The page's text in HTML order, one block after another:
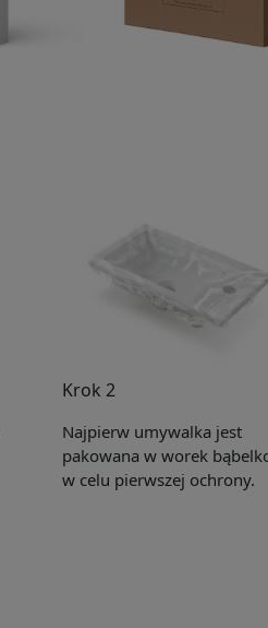
Krok 2
Najpierw umywalka jest
pakowana w worek
w celu pierwszej ochrony.